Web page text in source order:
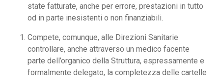
state fatturate, anche per errore, prestazioni in tutto
od in parte inesistenti o non finanziabili.
Compete, comunque, alle Direzioni Sanitarie
controllare, anche attraverso un medico facente
parte dell’organico della Struttura, espressamente e
formalmente delegato, la completezza delle cartelle